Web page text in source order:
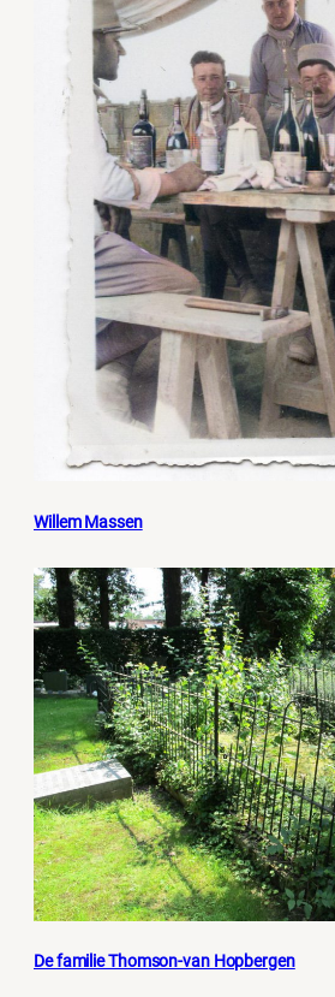
Willem Massen
De familie Thomson-van Hopbergen